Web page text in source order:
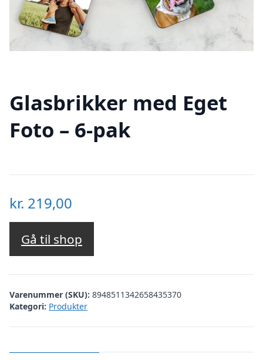
Glasbrikker med Eget
Foto – 6-pak
kr. 219,00
Gå til shop
Varenummer (SKU): 8948511342658435370
Kategori: Produkter